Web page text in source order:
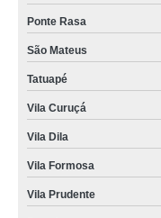
Ponte Rasa
São Mateus
Tatuapé
Vila Curuçá
Vila Dila
Vila Formosa
Vila Prudente